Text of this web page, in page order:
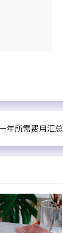
年所需费用汇总